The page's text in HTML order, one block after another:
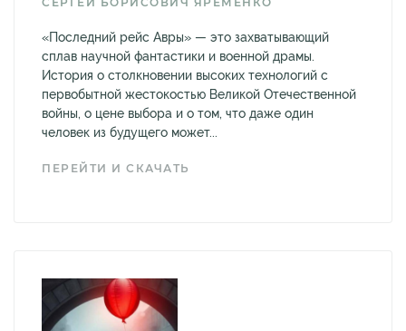
«Последний рейс Авры» — это захватывающий
сплав научной фантастики и военной драмы.
История о столкновении высоких технологий с
первобытной жестокостью Великой Отечественной
войны, о цене выбора и о том, что даже один
человек из будущего может...
ПЕРЕЙТИ И СКАЧАТЬ